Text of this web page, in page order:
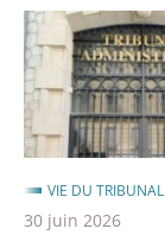
VIE DU TRIBUNAL
30 juin 2026